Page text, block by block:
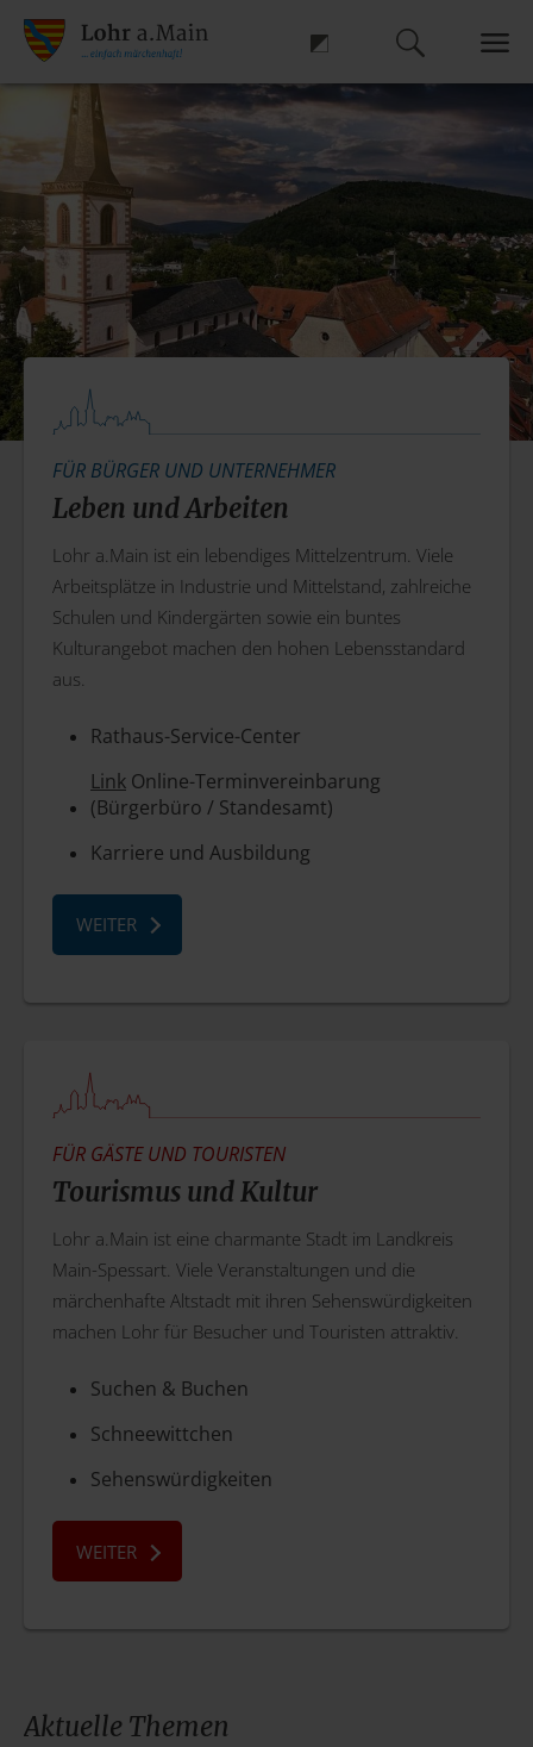
Leben und Arbeiten
FÜR BÜRGER UND UNTERNEHMER
Lohr a.Main ist ein lebendiges Mittelzentrum. Viele
Arbeitsplätze in Industrie und Mittelstand, zahlreiche
Schulen und Kindergärten sowie ein buntes
Kulturangebot machen den hohen Lebensstandard
aus.
Rathaus-Service-Center
Link Online-Terminvereinbarung
(Bürgerbüro / Standesamt)
Karriere und Ausbildung
WEITER
Tourismus und Kultur
FÜR GÄSTE UND TOURISTEN
Lohr a.Main ist eine charmante Stadt im Landkreis
Main-Spessart. Viele Veranstaltungen und die
märchenhafte Altstadt mit ihren Sehenswürdigkeiten
machen Lohr für Besucher und Touristen attraktiv.
Suchen & Buchen
Schneewittchen
Sehenswürdigkeiten
WEITER
Aktuelle Themen